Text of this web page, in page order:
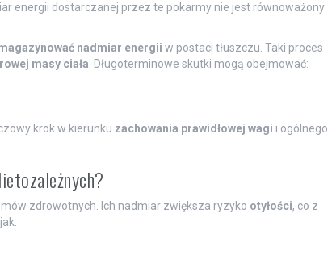
energii dostarczanej przez te pokarmy nie jest równoważony
nadmiar energii w postaci tłuszczu. Taki proces
masy ciała. Długoterminowe skutki mogą obejmować:
krok w kierunku zachowania prawidłowej wagi i ogólnego
zdrowotnych. Ich nadmiar zwiększa ryzyko otyłości, co z